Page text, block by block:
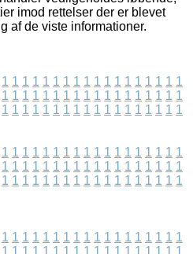
imod rettelser der er blevet
af de viste informationer.
1 1 1 1 1 1 1 1 1 1 1 1 1 1 1 1 1 1
1 1 1 1 1 1 1 1 1 1 1 1 1 1 1 1 1 1
1 1 1 1 1 1 1 1 1 1 1 1 1 1 1 1 1 1
1 1 1 1 1 1 1 1 1 1 1 1 1 1 1 1 1 1
1 1 1 1 1 1 1 1 1 1 1 1 1 1 1 1 1 1
1 1 1 1 1 1 1 1 1 1 1 1 1 1 1 1 1 1
1 1 1 1 1 1 1 1 1 1 1 1 1 1 1 1 1 1
1 1 1 1 1 1 1 1 1 1 1 1 1 1 1 1 1 1